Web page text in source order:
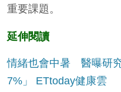
重要課題。
延伸閱讀
情緒也會中暑 醫曝研
7%」 ETtoday健康雲